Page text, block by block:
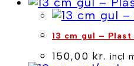
13 cm gul –
150,00 kr. incl